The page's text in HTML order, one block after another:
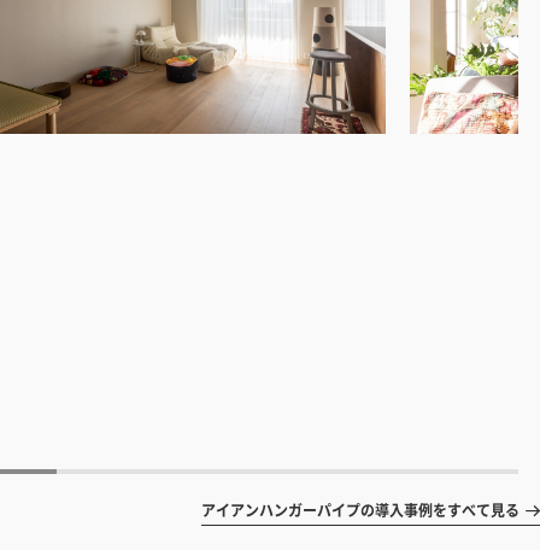
アイアンハンガーパイプの導入事例をすべて見る